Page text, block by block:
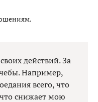
действий. За
Например,
всего, что
снижает мою